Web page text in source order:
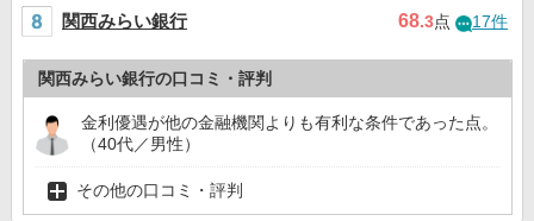
関西みらい銀行 68.3点 17件
関西みらい銀行の口コミ・評判
金利優遇が他の金融機関よりも有利な条件であった点。
（40代／男性）
その他の口コミ・評判